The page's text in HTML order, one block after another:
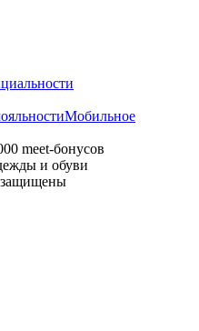
Мобильное
meet-бонусов
и обуви